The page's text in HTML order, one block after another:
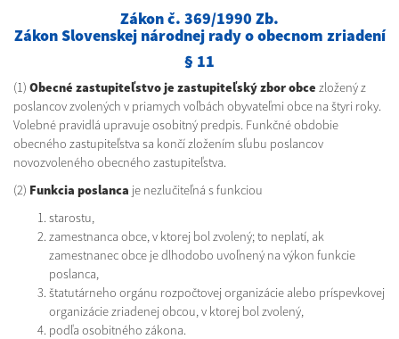
Zákon č. 369/1990 Zb.
Zákon Slovenskej národnej rady o obecnom zriadení
§ 11
(1) Obecné zastupiteľstvo je zastupiteľský zbor obce zložený z
poslancov zvolených v priamych voľbách obyvateľmi obce na štyri roky.
Volebné pravidlá upravuje osobitný predpis. Funkčné obdobie
obecného zastupiteľstva sa končí zložením sľubu poslancov
novozvoleného obecného zastupiteľstva.
(2) Funkcia poslanca je nezlučiteľná s funkciou
starostu,
zamestnanca obce, v ktorej bol zvolený; to neplatí, ak
zamestnanec obce je dlhodobo uvoľnený na výkon funkcie
poslanca,
štatutárneho orgánu rozpočtovej organizácie alebo príspevkovej
organizácie zriadenej obcou, v ktorej bol zvolený,
podľa osobitného zákona.